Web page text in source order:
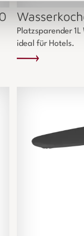
Platzsparender
ideal für Hotels.